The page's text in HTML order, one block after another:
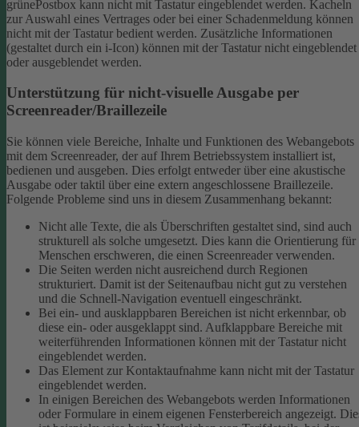
grünePostbox kann nicht mit Tastatur eingeblendet werden. Kacheln
zur Auswahl eines Vertrages oder bei einer Schadenmeldung können
nicht mit der Tastatur bedient werden. Zusätzliche Informationen
(gestaltet durch ein i-Icon) können mit der Tastatur nicht eingeblendet
oder ausgeblendet werden.
Unterstützung für nicht-visuelle Ausgabe per
Screenreader/Braillezeile
Sie können viele Bereiche, Inhalte und Funktionen des Webangebots
mit dem Screenreader, der auf Ihrem Betriebssystem installiert ist,
bedienen und ausgeben. Dies erfolgt entweder über eine akustische
Ausgabe oder taktil über eine extern angeschlossene Braillezeile.
Folgende Probleme sind uns in diesem Zusammenhang bekannt:
Nicht alle Texte, die als Überschriften gestaltet sind, sind auch
strukturell als solche umgesetzt. Dies kann die Orientierung für
Menschen erschweren, die einen Screenreader verwenden.
Die Seiten werden nicht ausreichend durch Regionen
strukturiert. Damit ist der Seitenaufbau nicht gut zu verstehen
und die Schnell-Navigation eventuell eingeschränkt.
Bei ein- und ausklappbaren Bereichen ist nicht erkennbar, ob
diese ein- oder ausgeklappt sind. Aufklappbare Bereiche mit
weiterführenden Informationen können mit der Tastatur nicht
eingeblendet werden.
Das Element zur Kontaktaufnahme kann nicht mit der Tastatur
eingeblendet werden.
In einigen Bereichen des Webangebots werden Informationen
oder Formulare in einem eigenen Fensterbereich angezeigt.